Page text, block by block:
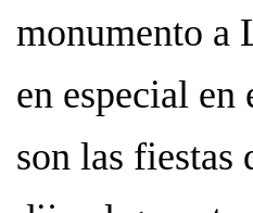
monumento a
en especial en
son las fiestas